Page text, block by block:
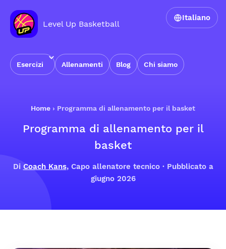
Level Up Basketball
Esercizi Allenamenti Blog Chi siamo
Italiano
Home › Programma di allenamento per il basket
Programma di allenamento per il
basket
Di Coach Kans, Capo allenatore tecnico · Pubblicato a
giugno 2026